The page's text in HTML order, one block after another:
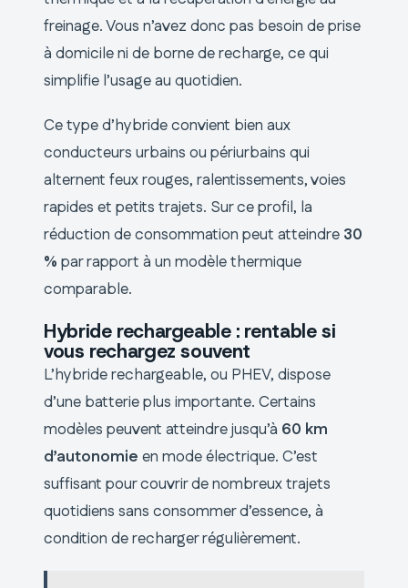
freinage. Vous n’avez donc pas besoin de prise
à domicile ni de borne de recharge, ce qui
simplifie l’usage au quotidien.
Ce type d’hybride convient bien aux
conducteurs urbains ou périurbains qui
alternent feux rouges, ralentissements, voies
rapides et petits trajets. Sur ce profil, la
réduction de consommation peut atteindre 30
% par rapport à un modèle thermique
comparable.
Hybride rechargeable : rentable si
vous rechargez souvent
L’hybride rechargeable, ou PHEV, dispose
d’une batterie plus importante. Certains
modèles peuvent atteindre jusqu’à 60 km
d’autonomie en mode électrique. C’est
suffisant pour couvrir de nombreux trajets
quotidiens sans consommer d’essence, à
condition de recharger régulièrement.